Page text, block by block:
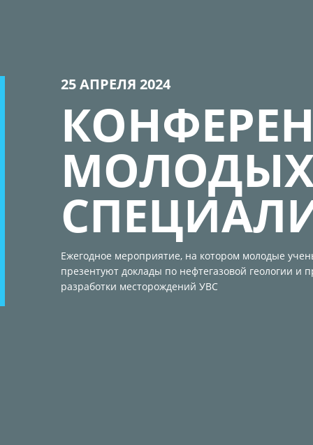
25 АПРЕЛЯ 2024
Ежегодное мероприятие, на котором молодые
презентуют доклады по нефтегазовой геологии и
разработки месторождений УВС